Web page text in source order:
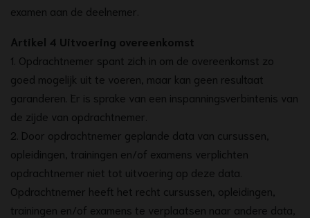
examen aan de deelnemer.
Artikel 4 Uitvoering overeenkomst
1. Opdrachtnemer spant zich in om de overeenkomst zo
goed mogelijk uit te voeren, maar kan geen resultaat
garanderen. Er is sprake van een inspanningsverbintenis van
de zijde van opdrachtnemer.
2. Door opdrachtnemer geplande data van cursussen,
opleidingen, trainingen en/of examens verplichten
opdrachtnemer niet tot uitvoering op deze data.
Opdrachtnemer heeft het recht cursussen, opleidingen,
trainingen en/of examens te verplaatsen naar andere data,